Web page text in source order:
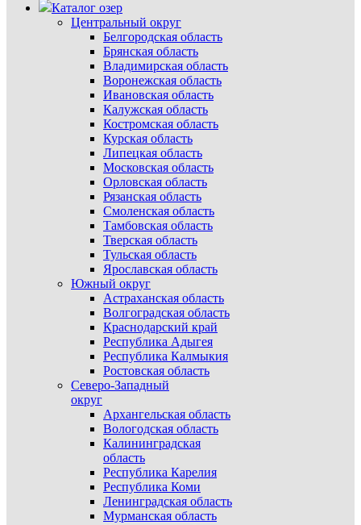
Каталог озер
Центральный округ
Белгородская область
Брянская область
Владимирская область
Воронежская область
Ивановская область
Калужская область
Костромская область
Курская область
Липецкая область
Московская область
Орловская область
Рязанская область
Смоленская область
Тамбовская область
Тверская область
Тульская область
Ярославская область
Южный округ
Астраханская область
Волгоградская область
Краснодарский край
Республика Адыгея
Республика Калмыкия
Ростовская область
Северо-Западный
округ
Архангельская область
Вологодская область
Калининградская
область
Республика Карелия
Республика Коми
Ленинградская область
Мурманская область